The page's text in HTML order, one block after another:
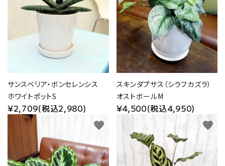
サンスベリア・ボンセレンシス
ホワイトポットS
¥2,709(税込2,980)
スキンダプサス（シラフカズラ）
オストボールM
¥4,500(税込4,950)
favorite favorite